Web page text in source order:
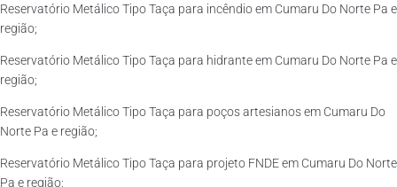
Reservatório Metálico Tipo Taça para incêndio em Cumaru Do Norte Pa e
região;
Reservatório Metálico Tipo Taça para hidrante em Cumaru Do Norte Pa e
região;
Reservatório Metálico Tipo Taça para poços artesianos em Cumaru Do
Norte Pa e região;
Reservatório Metálico Tipo Taça para projeto FNDE em Cumaru Do Norte
Pa e região;